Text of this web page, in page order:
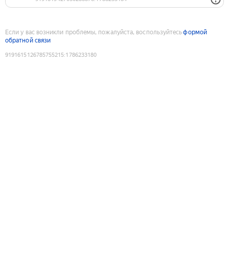
Если у вас возникли проблемы, пожалуйста, воспользуйтесьформой
обратной связи
9191615126785755215:1786233180